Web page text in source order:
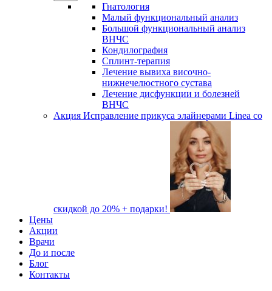
Гнатология
Малый функциональный анализ
Большой функциональный анализ
ВНЧС
Кондилография
Сплинт-терапия
Лечение вывиха височно-
нижнечелюстного сустава
Лечение дисфункции и болезней
ВНЧС
Акция Исправление прикуса элайнерами Linea со
скидкой до 20% + подарки!
Цены
Акции
Врачи
До и после
Блог
Контакты